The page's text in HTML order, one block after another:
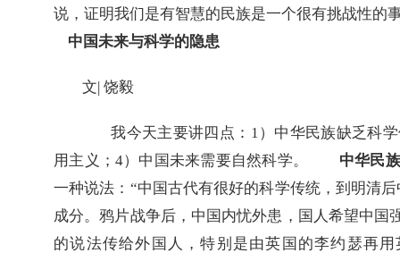
说，证明我们是有智慧的民族是一个很有挑战性的
中国未来与科学的隐患
文| 饶毅
我今天主要讲四点： 1）中华民族缺乏科
用主义； 4）中国未来需要自然科学。 中华民
一种说法： “中国古代有很好的科学传统，到明清
成分。鸦片战争后，中国内忧外患，国人希望中国
的说法传给外国人，特别是由英国的李约瑟再